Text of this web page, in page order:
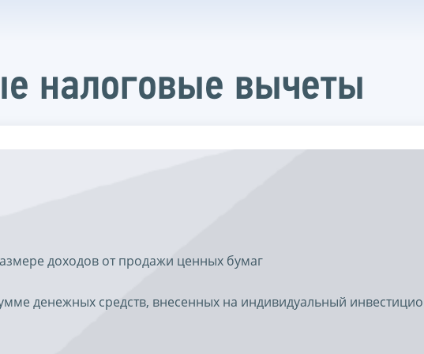
налоговые вычеты
доходов от продажи ценных бумаг
денежных средств, внесенных на индивидуальный